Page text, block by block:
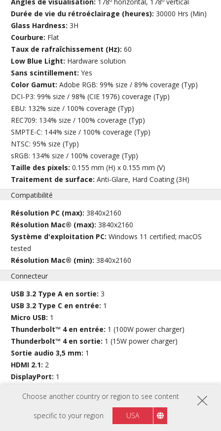
Choose another country or region to see content
specific to your region USA
Durée de vie du rétroéclairage (heures):30000 Hrs (Min)
Glass Hardness:3H
Courbure: Flat
Taux de rafraîchissement (Hz):60
Low Blue Light: Hardware solution
Sans scintillement:Yes
Color Gamut:Adobe RGB: 99% size / 89% coverage (Typ)
DCI-P3: 99% size / 98% (CIE 1976) coverage (Typ)
EBU: 132% size / 100% coverage (Typ)
REC709: 134% size / 100% coverage (Typ)
SMPTE-C: 144% size / 100% coverage (Typ)
NTSC: 95% size (Typ)
sRGB: 134% size / 100% coverage (Typ)
Taille des pixels:0.155 mm (H) x 0.155 mm (V)
Traitement de surface:Anti-Glare, Hard Coating (3H)
Compatibilité
Résolution PC (max):3840x2160
Résolution Mac® (max):3840x2160
Système d'exploitation PC:Windows 11 certified; macOS
tested
Résolution Mac® (min):3840x2160
Connecteur
USB 3.2 Type A en sortie:3
USB 3.2 Type C en entrée: 1
Micro USB: 1
Thunderbolt™ 4 en entrée: 1 (100W power charger)
Thunderbolt™ 4 en sortie: 1 (15W power charger)
Sortie audio 3,5 mm: 1
HDMI 2.1: 2
DisplayPort: 1
Ethernet LAN (RJ45):1